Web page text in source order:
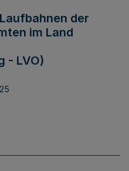
der
im Land
- LVO)